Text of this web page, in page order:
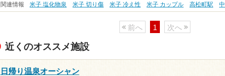
関連情報 米子 塩化物泉 米子 切り傷 米子 冷え性 米子 カップル 高松町駅
前へ 1 次へ
近くのオススメ施設
日帰り温泉オーシャン